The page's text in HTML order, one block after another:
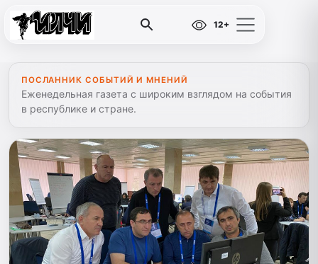
12+
ПОСЛАННИК СОБЫТИЙ И МНЕНИЙ
Еженедельная газета с широким взглядом на события
в республике и стране.